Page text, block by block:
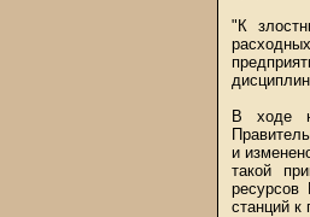
"К
В ходе
и
такой
ресурсов
станций к